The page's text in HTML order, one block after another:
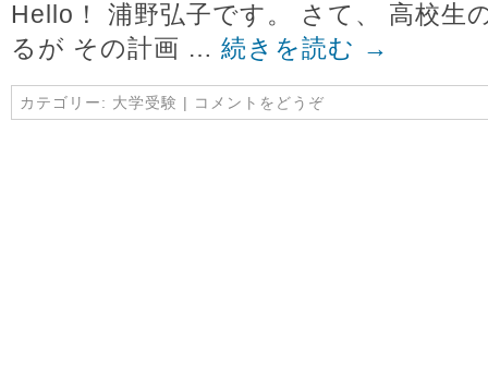
Hello！ 浦野弘子です。 さて、 高校生
るが その計画 … 続きを読む →
カテゴリー: 大学受験 | コメントをどうぞ